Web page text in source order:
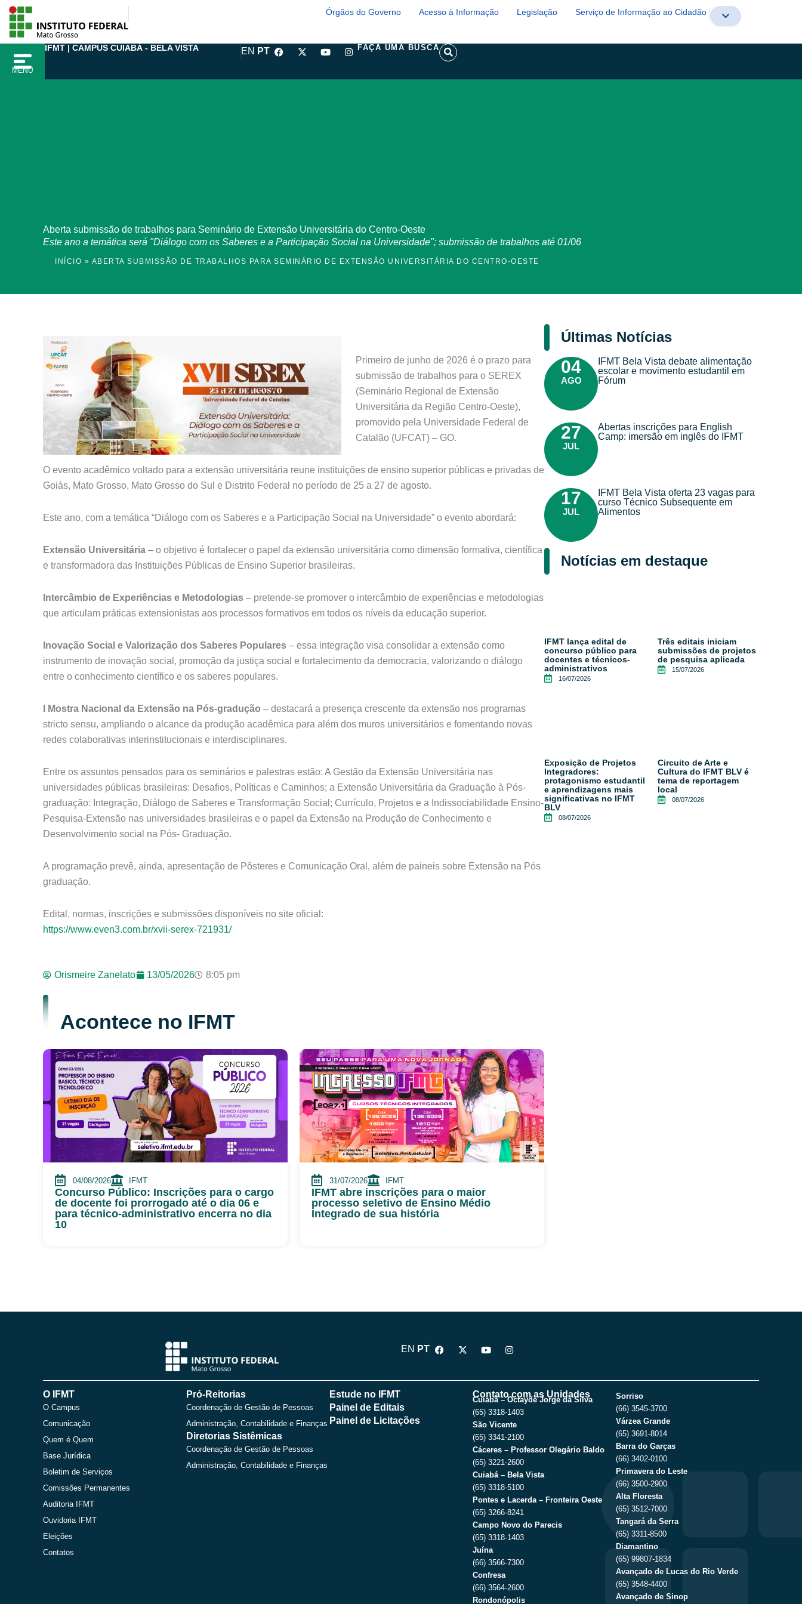
para
conteúdo
Órgãos do Governo Acesso à Informação Legislação Serviço de Informação ao Cidadão
MENU
IFMT | CAMPUS CUIABÁ - BELA VISTA EN PT
F
a
X
-
Y
o
I
n
FAÇA UMA BUSCA
S
e
Aberta submissão de trabalhos para Seminário de Extensão Universitária do Centro-Oeste
Este ano a temática será "Diálogo com os Saberes e a Participação Social na Universidade"; submissão de trabalhos até 01/06
INÍCIO » ABERTA SUBMISSÃO DE TRABALHOS PARA SEMINÁRIO DE EXTENSÃO UNIVERSITÁRIA DO CENTRO-OESTE
Primeiro de junho de 2026 é o prazo para
submissão de trabalhos para o SEREX
(Seminário Regional de Extensão
Universitária da Região Centro-Oeste),
promovido pela Universidade Federal de
Catalão (UFCAT) – GO.
O evento acadêmico voltado para a extensão universitária reune instituições de ensino superior públicas e privadas de
Goiás, Mato Grosso, Mato Grosso do Sul e Distrito Federal no período de 25 a 27 de agosto.
Este ano, com a temática “Diálogo com os Saberes e a Participação Social na Universidade” o evento abordará:
Extensão Universitária – o objetivo é fortalecer o papel da extensão universitária como dimensão formativa, científica
e transformadora das Instituições Públicas de Ensino Superior brasileiras.
Intercâmbio de Experiências e Metodologias – pretende-se promover o intercâmbio de experiências e metodologias
que articulam práticas extensionistas aos processos formativos em todos os níveis da educação superior.
Inovação Social e Valorização dos Saberes Populares – essa integração visa consolidar a extensão como
instrumento de inovação social, promoção da justiça social e fortalecimento da democracia, valorizando o diálogo
entre o conhecimento científico e os saberes populares.
I Mostra Nacional da Extensão na Pós-gradução – destacará a presença crescente da extensão nos programas
stricto sensu, ampliando o alcance da produção acadêmica para além dos muros universitários e fomentando novas
redes colaborativas interinstitucionais e interdisciplinares.
Entre os assuntos pensados para os seminários e palestras estão: A Gestão da Extensão Universitária nas
universidades públicas brasileiras: Desafios, Políticas e Caminhos; a Extensão Universitária da Graduação à Pós-
graduação: Integração, Diálogo de Saberes e Transformação Social; Currículo, Projetos e a Indissociabilidade Ensino-
Pesquisa-Extensão nas universidades brasileiras e o papel da Extensão na Produção de Conhecimento e
Desenvolvimento social na Pós- Graduação.
A programação prevê, ainda, apresentação de Pôsteres e Comunicação Oral, além de paineis sobre Extensão na Pós
graduação.
Edital, normas, inscrições e submissões disponíveis no site oficial:
https://www.even3.com.br/xvii-serex-721931/
Orismeire Zanelato 13/05/2026 8:05 pm
Acontece no IFMT
04/08/2026 IFMT
Concurso Público: Inscrições para o cargo
de docente foi prorrogado até o dia 06 e
para técnico-administrativo encerra no dia
10
31/07/2026 IFMT
IFMT abre inscrições para o maior
processo seletivo de Ensino Médio
Integrado de sua história
Últimas Notícias
04
AGO
IFMT Bela Vista debate alimentação
escolar e movimento estudantil em
Fórum
27
JUL
Abertas inscrições para English
Camp: imersão em inglês do IFMT
17
JUL
IFMT Bela Vista oferta 23 vagas para
curso Técnico Subsequente em
Alimentos
Notícias em destaque
IFMT lança edital de
concurso público para
docentes e técnicos-
administrativos
16/07/2026
Três editais iniciam
submissões de projetos
de pesquisa aplicada
15/07/2026
Exposição de Projetos
Integradores:
protagonismo estudantil
e aprendizagens mais
significativas no IFMT
BLV
08/07/2026
Circuito de Arte e
Cultura do IFMT BLV é
tema de reportagem
local
08/07/2026
EN PT
F
a
b
X
-
i
Y
o
u
b
e
I
n
a
g
r
a
m
O IFMT
O Campus
Comunicação
Quem é Quem
Base Jurídica
Boletim de Serviços
Comissões Permanentes
Auditoria IFMT
Ouvidoria IFMT
Eleições
Contatos
Pró-Reitorias
Coordenação de Gestão de Pessoas
Administração, Contabilidade e Finanças
Diretorias Sistêmicas
Coordenação de Gestão de Pessoas
Administração, Contabilidade e Finanças
Estude no IFMT
Painel de Editais
Painel de Licitações
Contato com as Unidades
Cuiabá – Octayde Jorge da Silva
(65) 3318-1403
São Vicente
(65) 3341-2100
Cáceres – Professor Olegário Baldo
(65) 3221-2600
Cuiabá – Bela Vista
(65) 3318-5100
Pontes e Lacerda – Fronteira Oeste
(65) 3266-8241
Campo Novo do Parecis
(65) 3318-1403
Juína
(66) 3566-7300
Confresa
(66) 3564-2600
Rondonópolis
Sorriso
(66) 3545-3700
Várzea Grande
(65) 3691-8014
Barra do Garças
(66) 3402-0100
Primavera do Leste
(66) 3500-2900
Alta Floresta
(65) 3512-7000
Tangará da Serra
(65) 3311-8500
Diamantino
(65) 99807-1834
Avançado de Lucas do Rio Verde
(65) 3548-4400
Avançado de Sinop